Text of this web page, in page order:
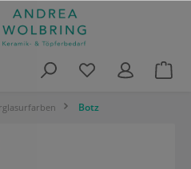
Botz